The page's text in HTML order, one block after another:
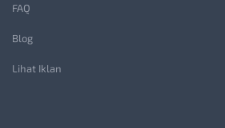
FAQ
Blog
Lihat Iklan